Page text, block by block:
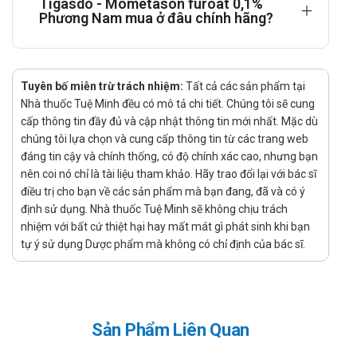
teo da, khô da, giãn mao mạch, viêm quanh miệng, rôm
sảy, và viêm da.
Hiếm gặp là cảm giác nóng rát, viêm nang lông, và
Tần suất chưa xác định:
Mụn nhọt, rạn da, teo da. Rậm lông, ngứa, viêm da.
Giảm sắc tố da. Đau tại chỗ bôi. Việc sử dụng thuốc
lâu dài để điều trị bệnh mạn tính ở trẻ em có thể ảnh
hưởng đến sự phát triển của trẻ.
Lưu ý khi sử dụng
Đọc kĩ hướng dẫn sử dụng trước khi dùng.
Tương tác với thuốc khác
Tigasdo - Mometason furoat 0,1%
Phương Nam mua ở đâu chính hãng?
Tuyên bố miễn trừ trách nhiệm: Tất cả các sản phẩm tại
Nhà thuốc Tuệ Minh đều có mô tả chi tiết. Chúng tôi sẽ cung
cấp thông tin đầy đủ và cập nhật thông tin mới nhất. Mặc dù
chúng tôi lựa chọn và cung cấp thông tin từ các trang web
đáng tin cậy và chính thống, có độ chính xác cao, nhưng bạn
nên coi nó chỉ là tài liệu tham khảo. Hãy trao đổi lại với bác sĩ
điều trị cho bạn về các sản phẩm mà bạn đang, đã và có ý
định sử dụng. Nhà thuốc Tuệ Minh sẽ không chịu trách
nhiệm với bất cứ thiệt hại hay mất mát gì phát sinh khi bạn
tự ý sử dụng Dược phẩm mà không có chỉ định của bác sĩ.
Sản Phẩm Liên Quan